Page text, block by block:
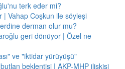
terk eder mi?
| Vahap Coşkun ile söyleşi
derman olur mu?
geri dönüyor | Özel ne
ve "iktidar yürüyüşü"
beklentisi | AKP-MHP ilişkisi